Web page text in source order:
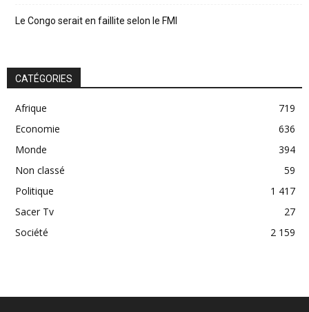
Le Congo serait en faillite selon le FMI
CATÉGORIES
Afrique
719
Economie
636
Monde
394
Non classé
59
Politique
1 417
Sacer Tv
27
Société
2 159